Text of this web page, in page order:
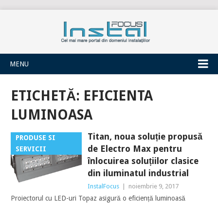
INSTALFOCUS
MENU
ETICHETĂ: EFICIENTA
LUMINOASA
PRODUSE SI
SERVICII
Titan, noua soluție propusă
de Electro Max pentru
înlocuirea soluțiilor clasice
din iluminatul industrial
InstalFocus noiembrie 9, 2017
Proiectorul cu LED-uri Topaz asigură o eficiență luminoasă